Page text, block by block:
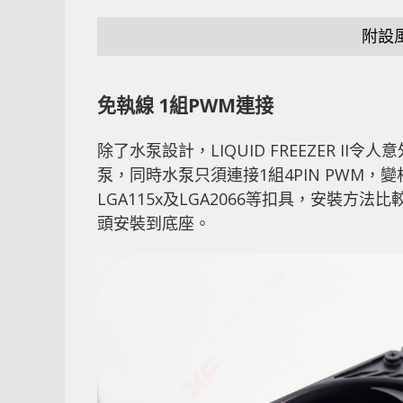
附設
免執線 1組PWM連接
除了水泵設計，LIQUID FREEZER II令人
泵，同時水泵只須連接1組4PIN PWM，
LGA115x及LGA2066等扣具，安裝方法
頭安裝到底座。